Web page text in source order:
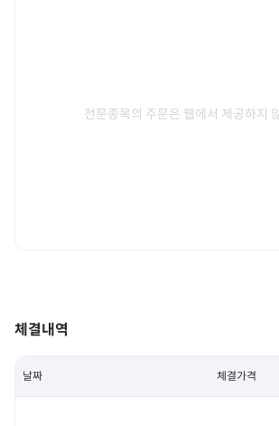
전문종목의 주문은 웹에서 제공하지
체결내역
날짜 체결가격